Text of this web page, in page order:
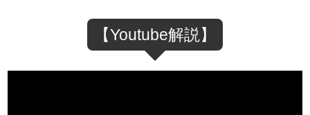
【Youtube解説】